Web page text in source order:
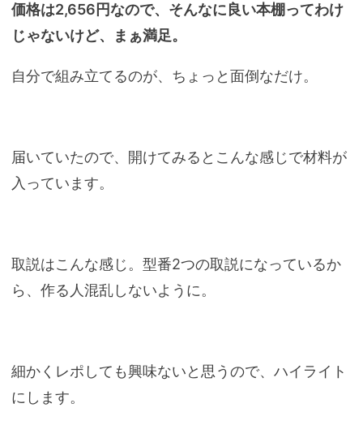
価格は2,656円なので、そんなに良い本棚ってわけ
じゃないけど、まぁ満足。
自分で組み立てるのが、ちょっと面倒なだけ。
届いていたので、開けてみるとこんな感じで材料が
入っています。
取説はこんな感じ。型番2つの取説になっているか
ら、作る人混乱しないように。
細かくレポしても興味ないと思うので、ハイライト
にします。